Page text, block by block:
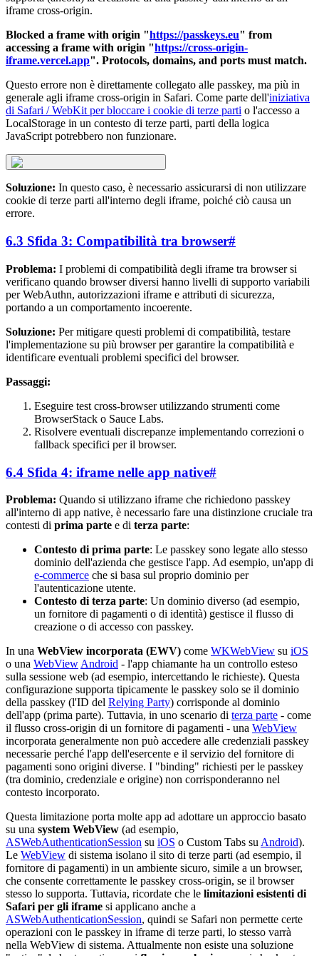
iframe cross-origin.
Blocked a frame with origin "https://passkeys.eu" from
accessing a frame with origin "https://cross-origin-
iframe.vercel.app". Protocols, domains, and ports must match.
Questo errore non è direttamente collegato alle passkey, ma più in
generale agli iframe cross-origin in Safari. Come parte dell'iniziativa
di Safari / WebKit per bloccare i cookie di terze parti o l'accesso a
LocalStorage in un contesto di terze parti, parti della logica
JavaScript potrebbero non funzionare.
Soluzione: In questo caso, è necessario assicurarsi di non utilizzare
cookie di terze parti all'interno degli iframe, poiché ciò causa un
errore.
6.3 Sfida 3: Compatibilità tra browser#
Problema: I problemi di compatibilità degli iframe tra browser si
verificano quando browser diversi hanno livelli di supporto variabili
per WebAuthn, autorizzazioni iframe e attributi di sicurezza,
portando a un comportamento incoerente.
Soluzione: Per mitigare questi problemi di compatibilità, testare
l'implementazione su più browser per garantire la compatibilità e
identificare eventuali problemi specifici del browser.
Passaggi:
Eseguire test cross-browser utilizzando strumenti come
BrowserStack o Sauce Labs.
Risolvere eventuali discrepanze implementando correzioni o
fallback specifici per il browser.
6.4 Sfida 4: iframe nelle app native#
Problema: Quando si utilizzano iframe che richiedono passkey
all'interno di app native, è necessario fare una distinzione cruciale tra
contesti di prima parte e di terza parte:
Contesto di prima parte: Le passkey sono legate allo stesso
dominio dell'azienda che gestisce l'app. Ad esempio, un'app di
e-commerce che si basa sul proprio dominio per
l'autenticazione utente.
Contesto di terza parte: Un dominio diverso (ad esempio,
un fornitore di pagamenti o di identità) gestisce il flusso di
creazione o di accesso con passkey.
In una WebView incorporata (EWV) come WKWebView su iOS
o una WebView Android - l'app chiamante ha un controllo esteso
sulla sessione web (ad esempio, intercettando le richieste). Questa
configurazione supporta tipicamente le passkey solo se il dominio
della passkey (l'ID del Relying Party) corrisponde al dominio
dell'app (prima parte). Tuttavia, in uno scenario di terza parte - come
il flusso cross-origin di un fornitore di pagamenti - una WebView
incorporata generalmente non può accedere alle credenziali passkey
necessarie perché l'app dell'esercente e il servizio del fornitore di
pagamenti sono origini diverse. I "binding" richiesti per le passkey
(tra dominio, credenziale e origine) non corrisponderanno nel
contesto incorporato.
Questa limitazione porta molte app ad adottare un approccio basato
su una system WebView (ad esempio,
ASWebAuthenticationSession su iOS o Custom Tabs su Android).
Le WebView di sistema isolano il sito di terze parti (ad esempio, il
fornitore di pagamenti) in un ambiente sicuro, simile a un browser,
che consente correttamente le passkey cross-origin, se il browser
stesso lo supporta. Tuttavia, ricordate che le limitazioni esistenti di
Safari per gli iframe si applicano anche a
ASWebAuthenticationSession, quindi se Safari non permette certe
operazioni con le passkey in iframe di terze parti, lo stesso varrà
nella WebView di sistema. Attualmente non esiste una soluzione